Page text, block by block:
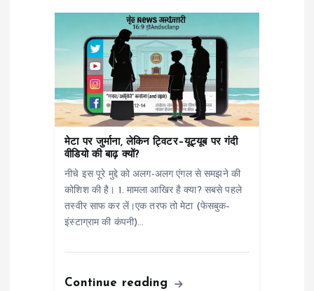
मेटा पर जुर्माना, लेकिन ट्विटर–यूट्यूब पर गंदी
वीडियो की बाढ़ क्यों?
नीचे इस पूरे मुद्दे को अलग-अलग एंगल से समझने की
कोशिश की है। 1. मामला आखिर है क्या? सबसे पहले
तस्वीर साफ कर लें।एक तरफ तो मेटा (फेसबुक–
इंस्टाग्राम की कंपनी)…
Continue reading